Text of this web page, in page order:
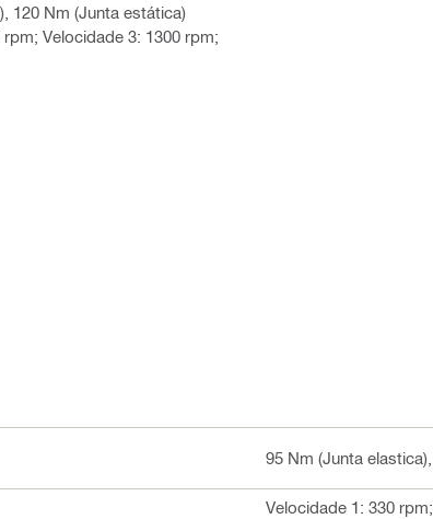
120 Nm (Junta estática)
Velocidade 3: 1300 rpm;
95 Nm (Junta
Velocidade 1: 330